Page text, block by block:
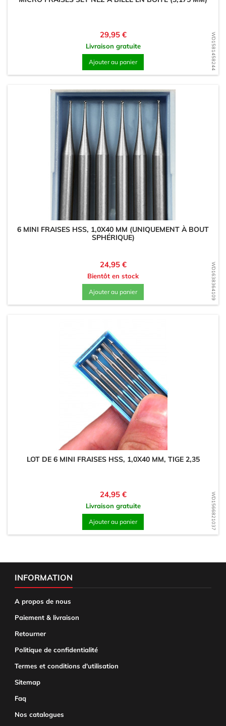
WD1581458244
Prix
29,95 €
Livraison gratuite
Ajouter au panier
WD1638364109
6 MINI FRAISES HSS, 1,0X40 MM (UNIQUEMENT À BOUT
SPHÉRIQUE)
Prix
24,95 €
Bientôt en stock
Ajouter au panier
WD1566821037
LOT DE 6 MINI FRAISES HSS, 1,0X40 MM, TIGE 2,35
Prix
24,95 €
Livraison gratuite
Ajouter au panier
INFORMATION
A propos de nous
Paiement & livraison
Retourner
Politique de confidentialité
Termes et conditions d'utilisation
Sitemap
Faq
Nos catalogues